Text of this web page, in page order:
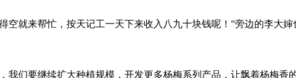
就来帮忙，按天记工一天下来收入八九十块钱呢！”旁边的李大婶
们要继续扩大种植规模，开发更多杨梅系列产品，让飘着杨梅香